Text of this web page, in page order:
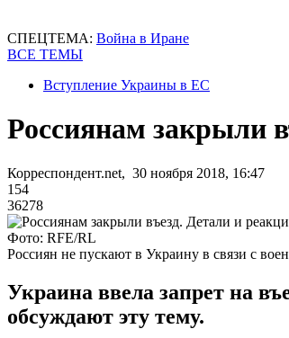
СПЕЦТЕМА: Война в Иране
ВСЕ ТЕМЫ
Вступление Украины в ЕС
Россиянам закрыли
Корреспондент.net, 30 ноября 2018, 16:47
154
36278
Фото: RFE/RL
Россиян не пускают в Украину в связи с
Украина ввела запрет на
обсуждают эту тему.